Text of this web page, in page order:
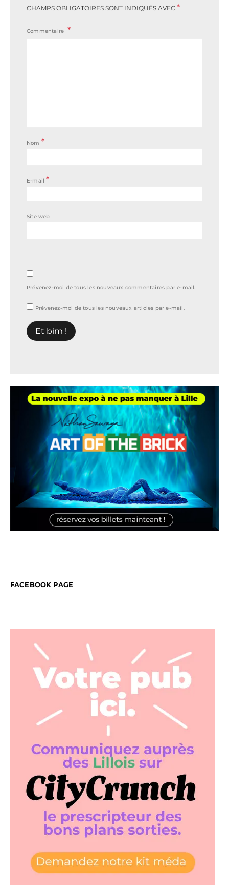
CHAMPS OBLIGATOIRES SONT INDIQUÉS AVEC *
Commentaire
Nom *
E-mail*
Site web
Prévenez-moi de tous les nouveaux commentaires par e-mail.
Prévenez-moi de tous les nouveaux articles par e-mail.
FACEBOOK PAGE